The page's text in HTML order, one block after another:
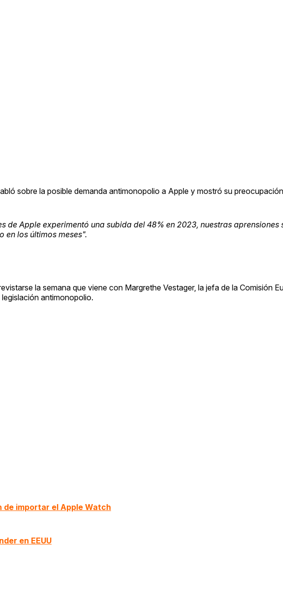
sobre la posible demanda antimonopolio a Apple y mostró su
de Apple experimentó una subida del 48% en 2023, nuestras aprensiones
en los últimos meses".
la semana que viene con Margrethe Vestager, la jefa de la Comisión
antimonopolio.
de importar el Apple Watch
en EEUU